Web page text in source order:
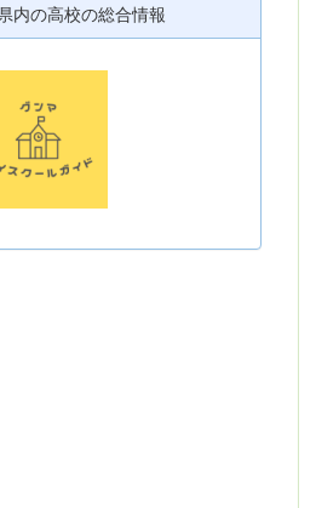
内の高校の総合情報